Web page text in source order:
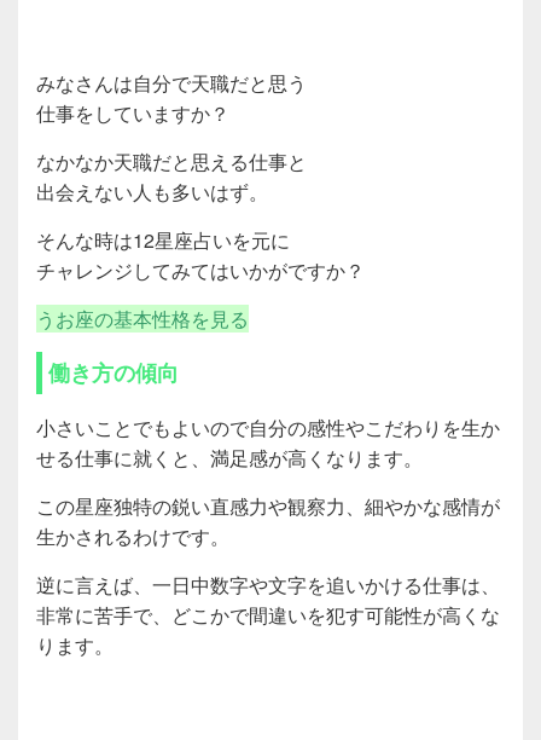
みなさんは自分で天職だと思う
仕事をしていますか？
なかなか天職だと思える仕事と
出会えない人も多いはず。
そんな時は12星座占いを元に
チャレンジしてみてはいかがですか？
うお座の基本性格を見る
働き方の傾向
小さいことでもよいので自分の感性やこだわりを生か
せる仕事に就くと、満足感が高くなります。
この星座独特の鋭い直感力や観察力、細やかな感情が
生かされるわけです。
逆に言えば、一日中数字や文字を追いかける仕事は、
非常に苦手で、どこかで間違いを犯す可能性が高くな
ります。